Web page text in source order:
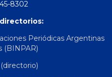
8302
Periódicas Argentinas
(BINPAR)